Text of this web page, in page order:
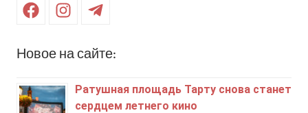
FacebookInstagramTelegram
Новое на сайте:
Ратушная площадь Тарту снова станет
сердцем летнего кино